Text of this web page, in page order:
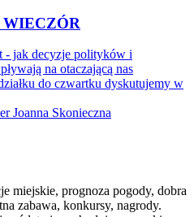
- jak decyzje polityków i
na otaczającą nas
do czwartku dyskutujemy w
Joanna Skonieczna
miejskie, prognoza pogody, dobra
zabawa, konkursy, nagrody.